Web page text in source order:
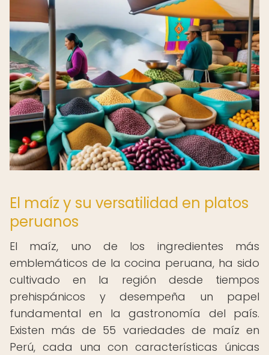
El maíz y su versatilidad en platos
peruanos
El maíz, uno de los ingredientes más
emblemáticos de la cocina peruana, ha sido
cultivado en la región desde tiempos
prehispánicos y desempeña un papel
fundamental en la gastronomía del país.
Existen más de 55 variedades de maíz en
Perú, cada una con características únicas